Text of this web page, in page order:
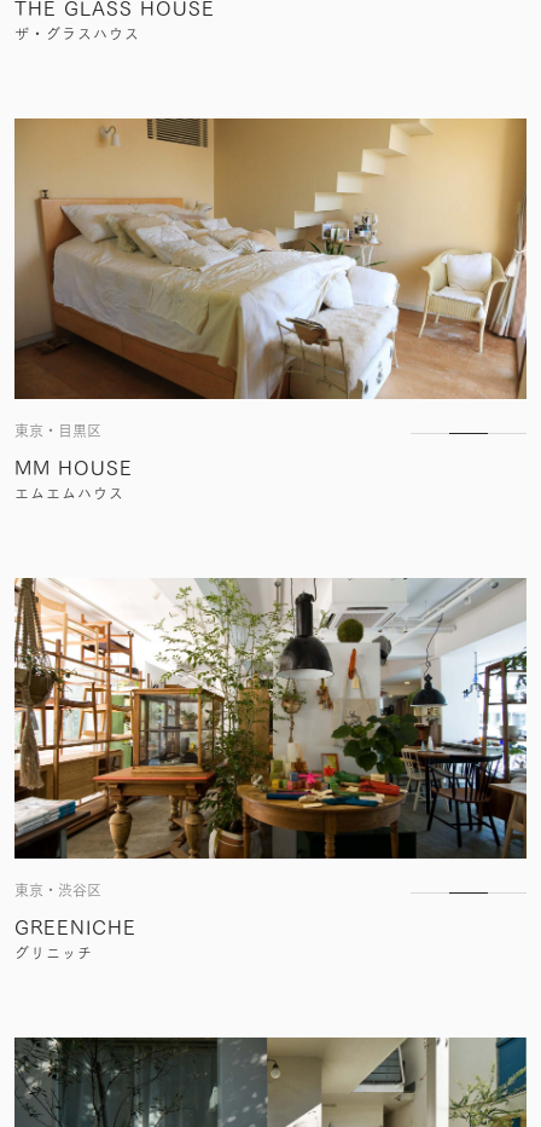
THE GLASS HOUSE
ザ・グラスハウス
東京・目黒区
MM HOUSE
エムエムハウス
東京・渋谷区
GREENICHE
グリニッチ